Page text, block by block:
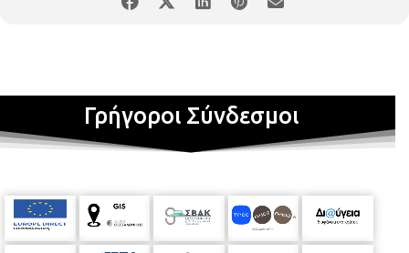
Γρήγοροι Σύνδεσμοι